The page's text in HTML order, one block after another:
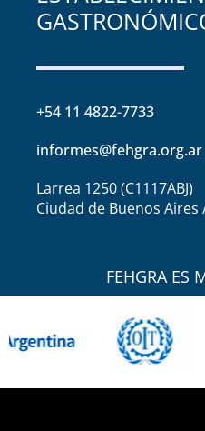
+54 11 4822-7733
informes@fehgra.org.ar
Larrea 1250 (C1117ABJ)
Ciudad de Buenos
FEHGRA ES